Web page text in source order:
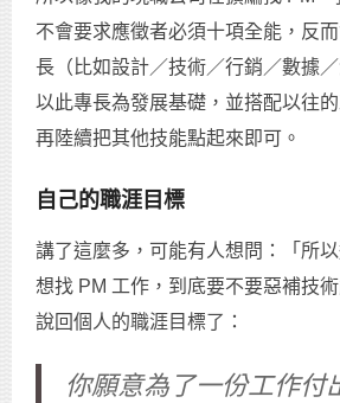
不會要求應徵者必須十項全能，反
長（比如設計／技術／行銷／數據
以此專長為發展基礎，並搭配以往
再陸續把其他技能點起來即可。
自己的職涯目標
講了這麼多，可能有人想問：「所
想找 PM 工作，到底要不要惡補技
說回個人的職涯目標了：
你願意為了一份工作付